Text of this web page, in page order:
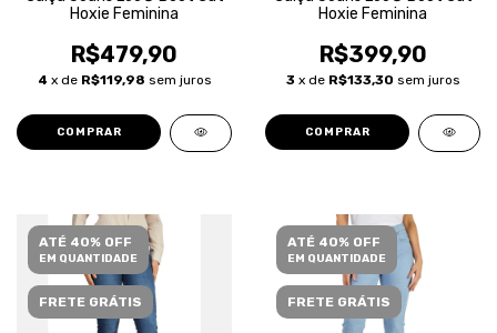
Hoxie Feminina
R$479,90
4 x de R$119,98 sem juros
COMPRAR
Hoxie Feminina
R$399,90
3 x de R$133,30 sem juros
COMPRAR
ATÉ 40% OFF
EM QUANTIDADE
FRETE GRÁTIS
ATÉ 40% OFF
EM QUANTIDADE
FRETE GRÁTIS